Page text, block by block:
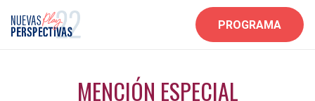
PROGRAMA
MENCIÓN ESPECIAL